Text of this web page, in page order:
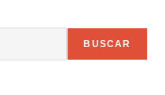
BUSCAR